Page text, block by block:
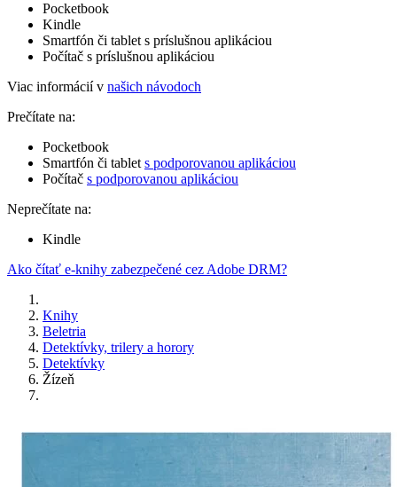
Pocketbook
Kindle
Smartfón či tablet s príslušnou aplikáciou
Počítač s príslušnou aplikáciou
Viac informácií v našich návodoch
Prečítate na:
Pocketbook
Smartfón či tablet s podporovanou aplikáciou
Počítač s podporovanou aplikáciou
Neprečítate na:
Kindle
Ako čítať e-knihy zabezpečené cez Adobe DRM?
Knihy
Beletria
Detektívky, trilery a horory
Detektívky
Žízeň